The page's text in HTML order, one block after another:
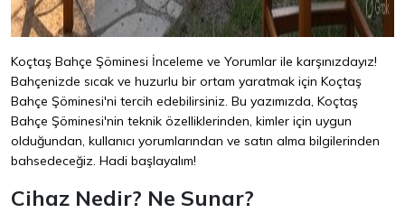
Koçtaş Bahçe Şöminesi İnceleme ve Yorumlar ile karşınızdayız!
Bahçenizde sıcak ve huzurlu bir ortam yaratmak için Koçtaş
Bahçe Şöminesi'ni tercih edebilirsiniz. Bu yazımızda, Koçtaş
Bahçe Şöminesi'nin teknik özelliklerinden, kimler için uygun
olduğundan, kullanıcı yorumlarından ve satın alma bilgilerinden
bahsedeceğiz. Hadi başlayalım!
Cihaz Nedir? Ne Sunar?